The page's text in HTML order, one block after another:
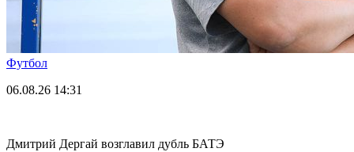
Футбол
06.08.26 14:31
Дмитрий Дергай возглавил дубль БАТЭ